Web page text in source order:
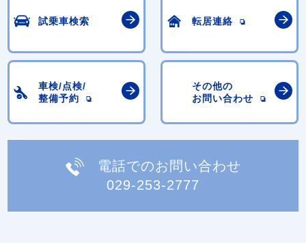
試乗車検索 転居連絡
車検/点検/
整備予約
その他の
お問い合わせ
電話でのお問い合わせ
029-253-2777